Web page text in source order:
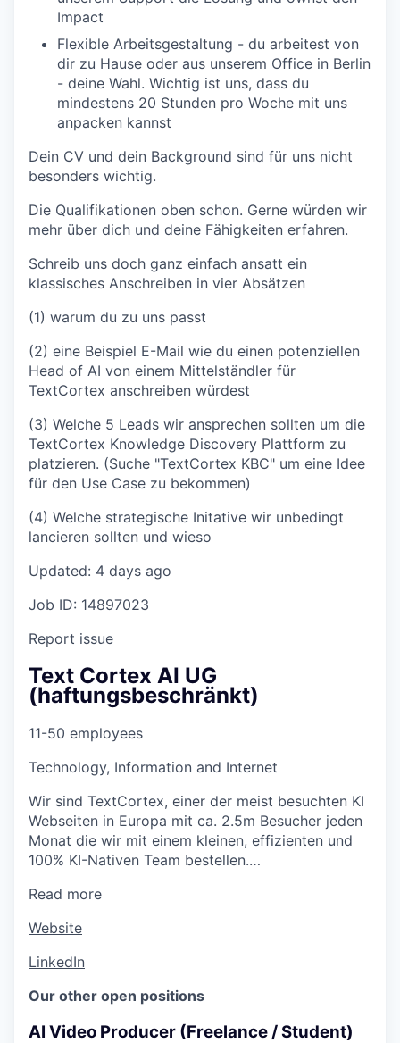
Impact
Flexible Arbeitsgestaltung - du arbeitest von
dir zu Hause oder aus unserem Office in Berlin
- deine Wahl. Wichtig ist uns, dass du
mindestens 20 Stunden pro Woche mit uns
anpacken kannst
Dein CV und dein Background sind für uns nicht
besonders wichtig.
Die Qualifikationen oben schon. Gerne würden wir
mehr über dich und deine Fähigkeiten erfahren.
Schreib uns doch ganz einfach ansatt ein
klassisches Anschreiben in vier Absätzen
(1) warum du zu uns passt
(2) eine Beispiel E-Mail wie du einen potenziellen
Head of AI von einem Mittelständler für
TextCortex anschreiben würdest
(3) Welche 5 Leads wir ansprechen sollten um die
TextCortex Knowledge Discovery Plattform zu
platzieren. (Suche "TextCortex KBC" um eine Idee
für den Use Case zu bekommen)
(4) Welche strategische Initative wir unbedingt
lancieren sollten und wieso
Updated: 4 days ago
Job ID: 14897023
Report issue
Text Cortex AI UG
(haftungsbeschränkt)
11-50 employees
Technology, Information and Internet
Wir sind TextCortex, einer der meist besuchten KI
Webseiten in Europa mit ca. 2.5m Besucher jeden
Monat die wir mit einem kleinen, effizienten und
100% KI-Nativen Team bestellen.…
Read more
Website
LinkedIn
Our other open positions
AI Video Producer (Freelance / Student)